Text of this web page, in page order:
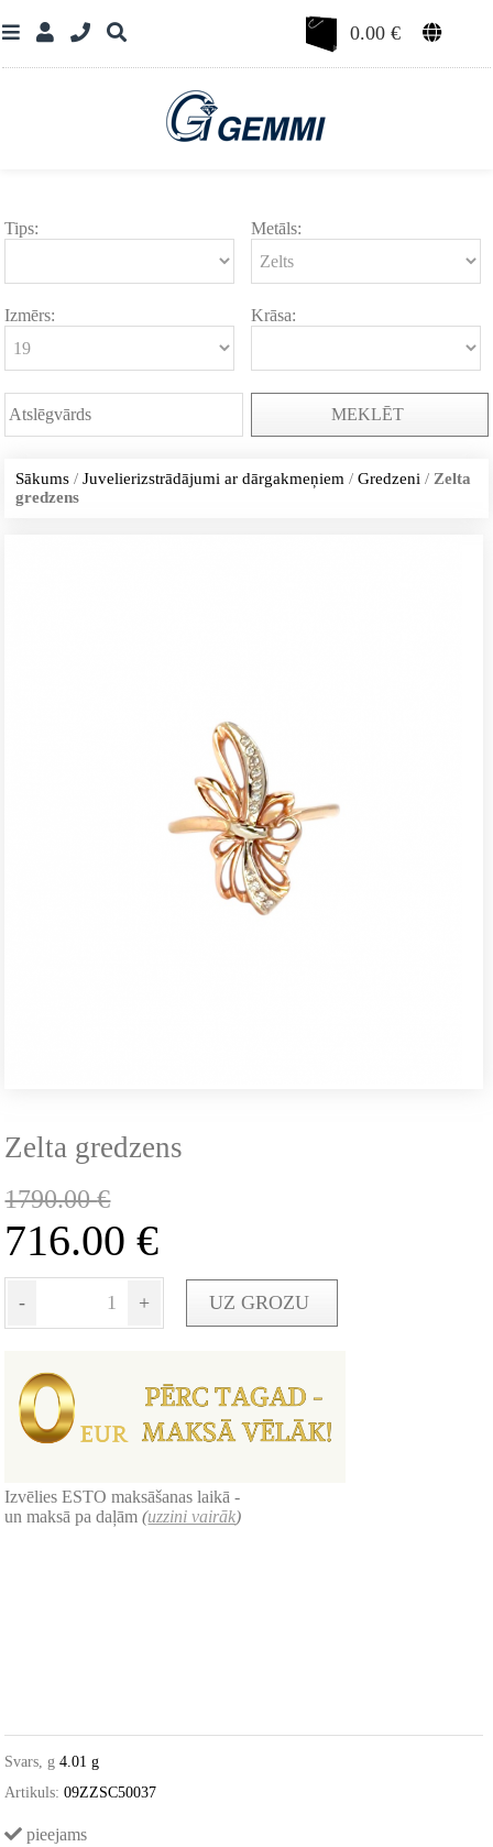
0.00€
Tips: Metāls:
Izmērs: Krāsa:
MEKLĒT
Sākums /Juvelierizstrādājumi ar dārgakmeņiem /Gredzeni / Zelta
gredzens
Zelta gredzens
1790.00€
716.00€
- + UZ GROZU
Izvēlies ESTO maksāšanas laikā -
un maksā pa daļām(uzzini vairāk)
Svars, g 4.01 g
Artikuls: 09ZZSC50037
pieejams